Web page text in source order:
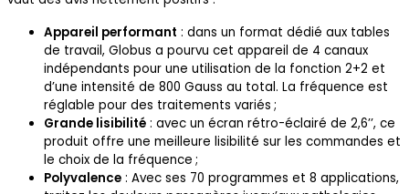
Appareil performant : dans un format dédié aux tables
de travail, Globus a pourvu cet appareil de 4 canaux
indépendants pour une utilisation de la fonction 2+2 et
d’une intensité de 800 Gauss au total. La fréquence est
réglable pour des traitements variés ;
Grande lisibilité : avec un écran rétro-éclairé de 2,6’’, ce
produit offre une meilleure lisibilité sur les commandes et
le choix de la fréquence ;
Polyvalence : Avec ses 70 programmes et 8 applications,